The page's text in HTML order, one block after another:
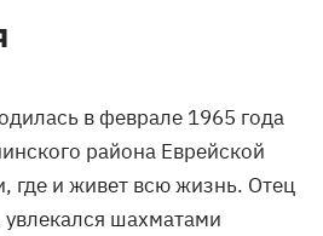
в феврале 1965 года
района Еврейской
где и живет всю жизнь. Отец
шахматами